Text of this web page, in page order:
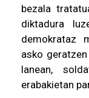
bezala
diktadura
demokrataz
asko
lanean,
erabakietan